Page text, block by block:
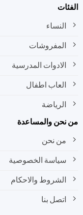
النساء
المفروشات
الادوات المدرسية
العاب اطفال
الرياضة
والمساعدة
من نحن
سياسة الخصوصية
الشروط والاحكام
اتصل بنا